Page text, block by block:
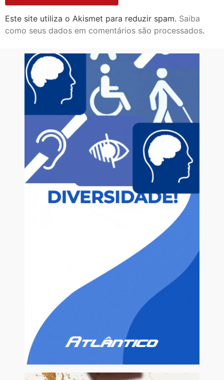
Este site utiliza o Akismet para reduzir spam. Saiba
como seus dados em comentários são processados.